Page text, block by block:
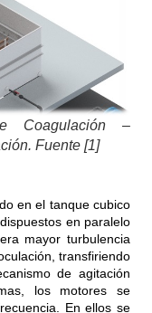
Coagulación –
Fuente [1]
en el tanque cubico
en paralelo
mayor turbulencia
transfiriendo
de agitación
los motores se
En ellos se